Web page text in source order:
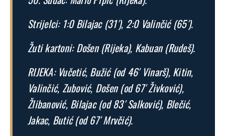
Strijelci: 1:0 Bilajac (31′), 2:0 Valinčić (65′).
Žuti kartoni: Došen (Rijeka), Kabuan (Rudeš).
RIJEKA: Vučetić, Bužić (od 46′ Vinarš), Kitin,
Valinčić, Zubović, Došen (od 67′ Živković),
Žlibanović, Bilajac (od 83′ Salković), Blečić,
Jakac, Butić (od 67′ Mrvčić).